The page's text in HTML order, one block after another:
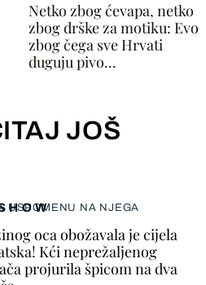
Netko zbog ćevapa, netko
zbog drške za motiku: Evo
zbog čega sve Hrvati
duguju pivo...
JOŠ
USPOMENU NA NJEGA
oca obožavala je cijela
Kći neprežaljenog
projurila špicom na dva